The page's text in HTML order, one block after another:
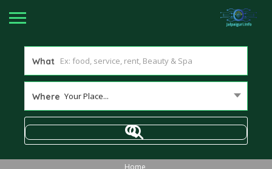
What
Where Your Place...
Home